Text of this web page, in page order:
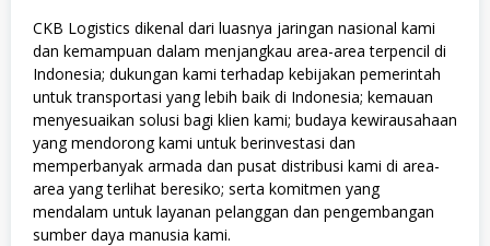
CKB Logistics dikenal dari luasnya jaringan nasional kami
dan kemampuan dalam menjangkau area-area terpencil di
Indonesia; dukungan kami terhadap kebijakan pemerintah
untuk transportasi yang lebih baik di Indonesia; kemauan
menyesuaikan solusi bagi klien kami; budaya kewirausahaan
yang mendorong kami untuk berinvestasi dan
memperbanyak armada dan pusat distribusi kami di area-
area yang terlihat beresiko; serta komitmen yang
mendalam untuk layanan pelanggan dan pengembangan
sumber daya manusia kami.